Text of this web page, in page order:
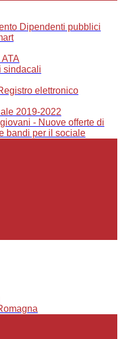
Dipendenti pubblici
sindacali
elettronico
2019-2022
- Nuove offerte di
bandi per il sociale